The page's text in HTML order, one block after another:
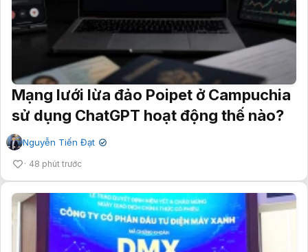
Mạng lưới lừa đảo Poipet ở Campuchia
sử dụng ChatGPT hoạt động thế nào?
Nguyễn Tiến Đạt ✔
48 phút trước